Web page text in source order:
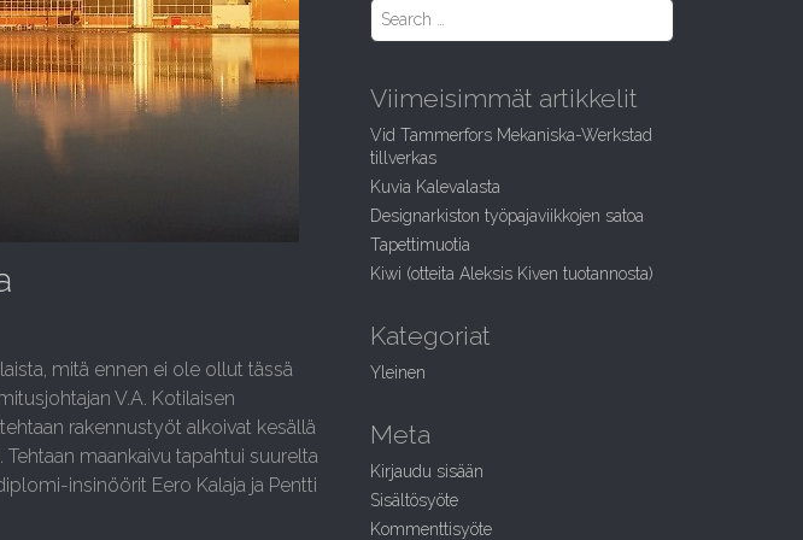
mitä ennen ei ole ollut tässä
V.A. Kotilaisen
rakennustyöt alkoivat kesällä
maankaivu tapahtui suurelta
insinöörit Eero Kalaja ja Pentti
S
c
f
o
r
:
Viimeisimmät artikkelit
Vid Tammerfors Mekaniska-Werkstad
tillverkas
Kuvia Kalevalasta
Designarkiston työpajaviikkojen satoa
Tapettimuotia
Kiwi (otteita Aleksis Kiven tuotannosta)
Kategoriat
Yleinen
Meta
Kirjaudu sisään
Sisältösyöte
Kommenttisyöte